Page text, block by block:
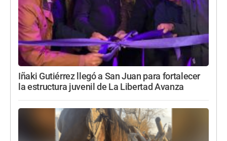
Iñaki Gutiérrez llegó a San Juan para fortalecer
la estructura juvenil de La Libertad Avanza